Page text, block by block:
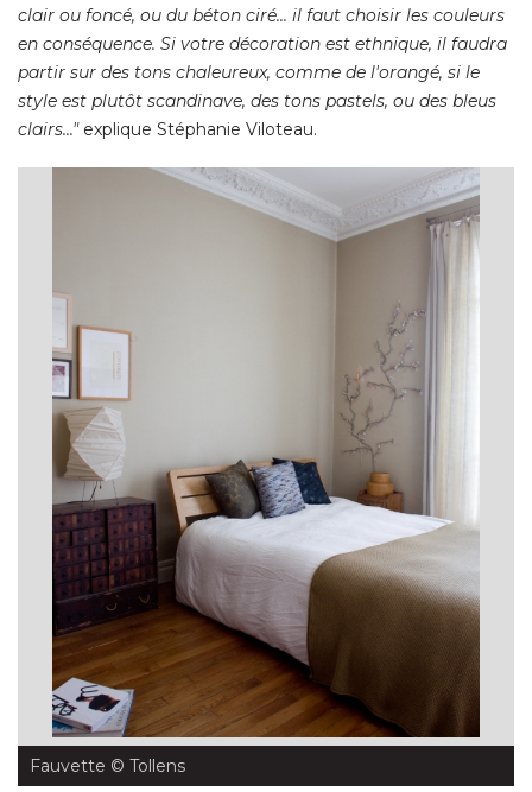
clair ou foncé, ou du béton ciré... il faut choisir les couleurs
en conséquence. Si votre décoration est ethnique, il faudra
partir sur des tons chaleureux, comme de l'orangé, si le
style est plutôt scandinave, des tons pastels, ou des bleus
clairs..." explique Stéphanie Viloteau.
Fauvette © Tollens